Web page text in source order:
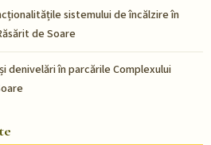
sistemului de încălzire în
de Soare
denivelări în parcările Complexului